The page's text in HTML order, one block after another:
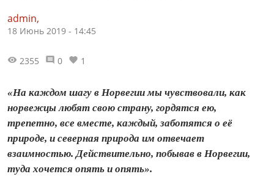
admin,
18 Июнь 2019 - 14:45
2355 0 1
«На каждом шагу в Норвегии мы чувствовали, как
норвежцы любят свою страну, гордятся ею,
трепетно, все вместе, каждый, заботятся о её
природе, и северная природа им отвечает
взаимностью. Действительно, побывав в Норвегии,
туда хочется опять и опять».